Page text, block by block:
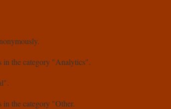
in the category "Analytics".
in the category "Other.